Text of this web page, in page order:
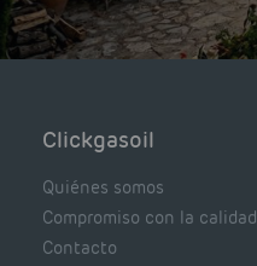
Clickgasoil
Quiénes somos
Compromiso con la calidad
Contacto